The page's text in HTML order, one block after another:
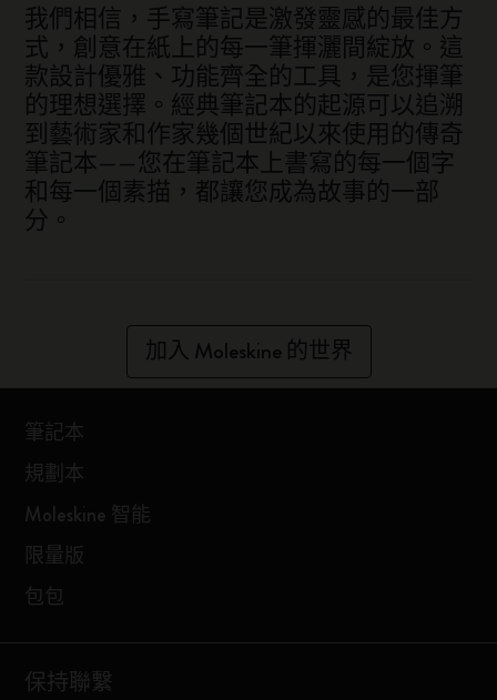
我們相信，手寫筆記是激發靈感的最佳方
式，創意在紙上的每一筆揮灑間綻放。這
款設計優雅、功能齊全的工具，是您揮筆
的理想選擇。經典筆記本的起源可以追溯
到藝術家和作家幾個世紀以來使用的傳奇
筆記本——您在筆記本上書寫的每一個字
和每一個素描，都讓您成為故事的一部
分。
加入 Moleskine 的世界
筆記本
規劃本
Moleskine 智能
限量版
包包
保持聯繫